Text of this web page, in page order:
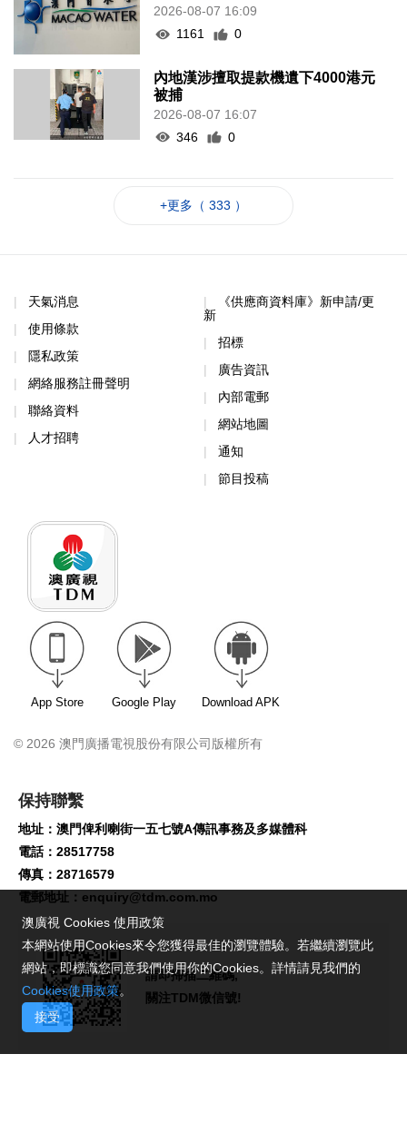
2026-08-07 16:09
1161
0
內地漢涉擅取提款機遺下4000港元
被捕
2026-08-07 16:07
346
0
+更多（ 333 ）
天氣消息
使用條款
隱私政策
網絡服務註冊聲明
聯絡資料
人才招聘
《供應商資料庫》新申請/更
新
招標
廣告資訊
內部電郵
網站地圖
通知
節目投稿
App Store Google Play Download APK
© 2026 澳門廣播電視股份有限公司版權所有
保持聯繫
地址：澳門俾利喇街一五七號A傳訊事務及多媒體科
電話：28517758
傳真：28716579
電郵地址： enquiry@tdm.com.mo
請即掃描二維碼,
關注TDM微信號!
澳廣視 Cookies 使用政策
本網站使用Cookies來令您獲得最佳的瀏覽體驗。若繼續瀏覽此
網站，即標識您同意我們使用你的Cookies。詳情請見我們的
Cookies使用政策。
接受